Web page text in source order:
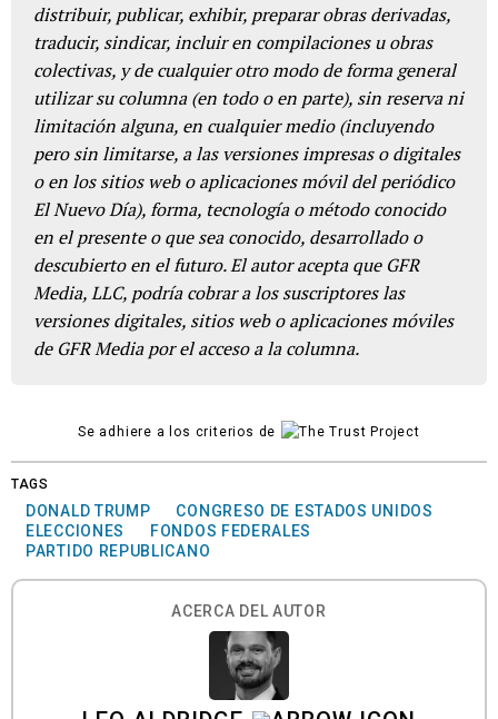
distribuir, publicar, exhibir, preparar obras derivadas,
traducir, sindicar, incluir en compilaciones u obras
colectivas, y de cualquier otro modo de forma general
utilizar su columna (en todo o en parte), sin reserva ni
limitación alguna, en cualquier medio (incluyendo
pero sin limitarse, a las versiones impresas o digitales
o en los sitios web o aplicaciones móvil del periódico
El Nuevo Día), forma, tecnología o método conocido
en el presente o que sea conocido, desarrollado o
descubierto en el futuro. El autor acepta que GFR
Media, LLC, podría cobrar a los suscriptores las
versiones digitales, sitios web o aplicaciones móviles
de GFR Media por el acceso a la columna.
Se adhiere a los criterios de
TAGS
DONALD TRUMP
CONGRESO DE ESTADOS UNIDOS
ELECCIONES
FONDOS FEDERALES
PARTIDO REPUBLICANO
ACERCA DEL AUTOR